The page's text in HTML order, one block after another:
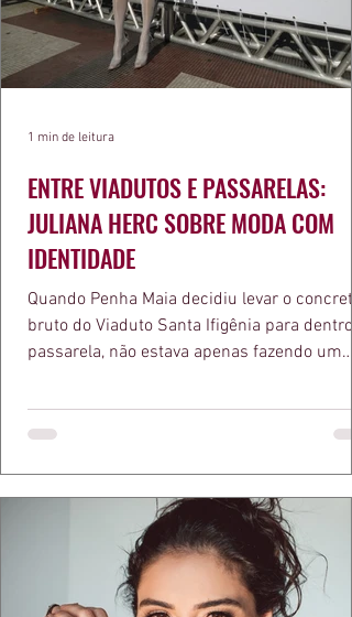
ENTRE VIADUTOS E PASSARELAS:
JULIANA HERC SOBRE MODA COM
IDENTIDADE
Quando Penha Maia decidiu levar o concreto
bruto do Viaduto Santa Ifigênia para dentro
passarela, não estava apenas fazendo um
a apresentadora e influenciadora Juliana
defende há tempos, o de que moda
estruturas geométricas, volumes
aquele concreto aparente típico da
arquitetura paulistana em peças de vestir,
1 min de leitura